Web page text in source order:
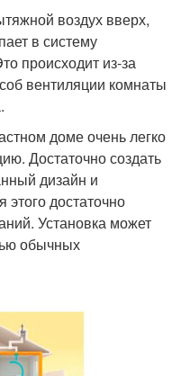
воздух вверх,
в систему
происходит из-за
вентиляции комнаты
доме очень легко
Достаточно создать
дизайн и
достаточно
Установка может
обычных